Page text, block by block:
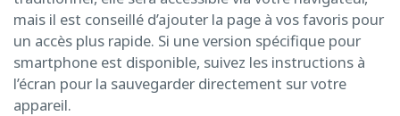
mais il est conseillé d’ajouter la page à vos favoris pour
un accès plus rapide. Si une version spécifique pour
smartphone est disponible, suivez les instructions à
l’écran pour la sauvegarder directement sur votre
appareil.